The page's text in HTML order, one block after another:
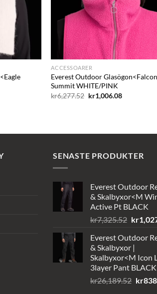
ACCESSOARER
Everest Outdoor Glasögon<Falcon
Summit WHITE/PINK
kr6,277.52 Det
ursprungliga
kr1,006.08Det
SENASTE PRODUKTER
Everest Outdoor
& Skalbyxor<M
Active Pt BLACK
kr7,325.52 Det
priset
var:
kr
Everest Outdoor
& Skalbyxor |
Skalbyxor<M Icon
3layer Pant BLACK
kr26,189.52 Det
kr